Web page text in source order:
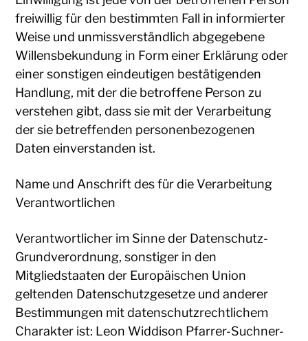
freiwillig für den bestimmten Fall in informierter
Weise und unmissverständlich abgegebene
Willensbekundung in Form einer Erklärung oder
einer sonstigen eindeutigen bestätigenden
Handlung, mit der die betroffene Person zu
verstehen gibt, dass sie mit der Verarbeitung
der sie betreffenden personenbezogenen
Daten einverstanden ist.
Name und Anschrift des für die Verarbeitung
Verantwortlichen
Verantwortlicher im Sinne der Datenschutz-
Grundverordnung, sonstiger in den
Mitgliedstaaten der Europäischen Union
geltenden Datenschutzgesetze und anderer
Bestimmungen mit datenschutzrechtlichem
Charakter ist: Leon Widdison Pfarrer-Suchner-